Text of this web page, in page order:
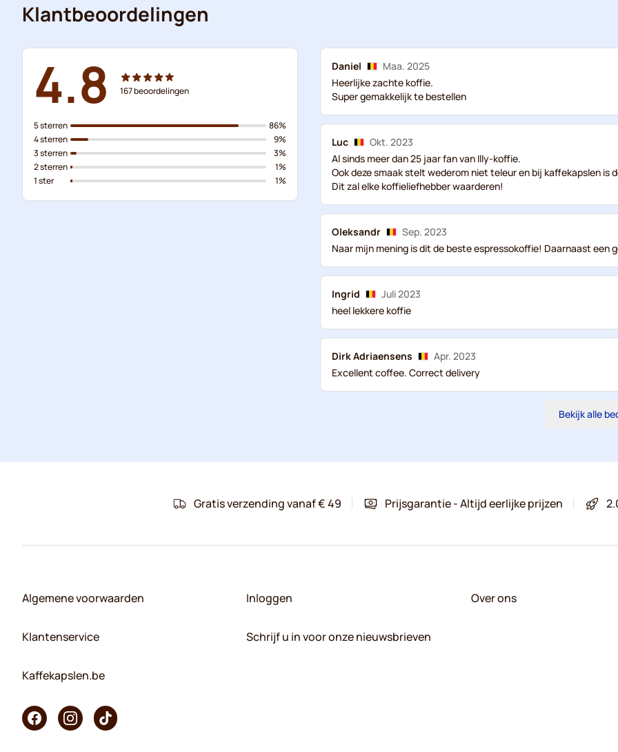
Klantbeoordelingen
4.8 167beoordelingen
5 sterren
4 sterren
3 sterren
2 sterren
1 ster
86%
9%
3%
1%
1%
Daniel
Maa. 2025
Heerlijke zachte koffie.
Super gemakkelijk te bestellen
Luc
Okt. 2023
Al sinds meer dan 25 jaar fan van Illy-koffie.
Ook deze smaak stelt wederom niet teleur en bij kaffekapslen is
Dit zal elke koffieliefhebber waarderen!
Oleksandr
Sep. 2023
Naar mijn mening is dit de beste espressokoffie! Daarnaast een
Ingrid
Juli 2023
heel lekkere koffie
Dirk Adriaensens
Apr. 2023
Excellent coffee. Correct delivery
Bekijk alle
Gratis verzending vanaf € 49 Prijsgarantie - Altijd eerlijke prijzen
Algemene voorwaarden
Klantenservice
Kaffekapslen.be
Inloggen
Schrijf u in voor onze nieuwsbrieven
Over ons